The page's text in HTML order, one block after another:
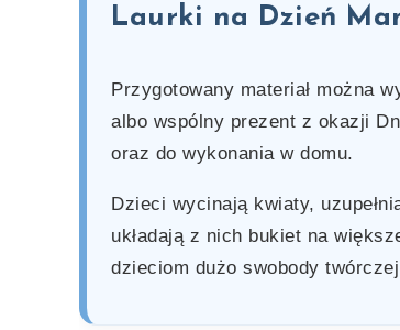
Laurki na Dzień
Przygotowany materiał można
albo wspólny prezent z okazji
oraz do wykonania w domu.
Dzieci wycinają kwiaty,
układają z nich bukiet na
dzieciom dużo swobody